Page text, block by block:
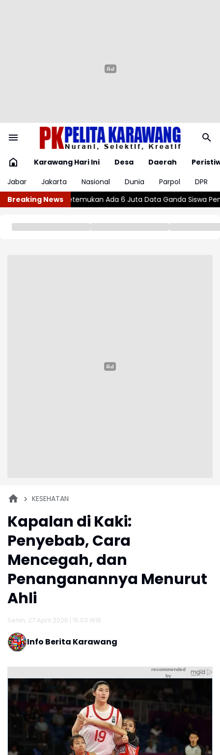
Karawang Hari Ini Desa Daerah
Jabar
Jakarta Nasional Dunia Parpol
DPR
Breaking News
Ganda Siswa Penerima MBG Wajar atau Bahaya? , Kenali 5
KESEHATAN
Kapalan di Kaki:
Penyebab, Cara
Mencegah, dan
Penanganannya Menurut
Ahli
Senin, 27 April 2026 | 15:03 WIB
Info Berita Karawang